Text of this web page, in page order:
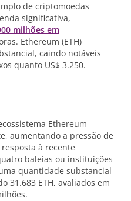
de criptomoedas
significativa,
milhões em
Ethereum (ETH)
caindo notáveis
quanto US$ 3.250.
Ethereum
aumentando a pressão de
à recente
baleias ou instituições
quantidade substancial
31.683 ETH, avaliados em